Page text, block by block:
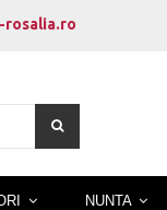
rosalia.ro
NUNTA